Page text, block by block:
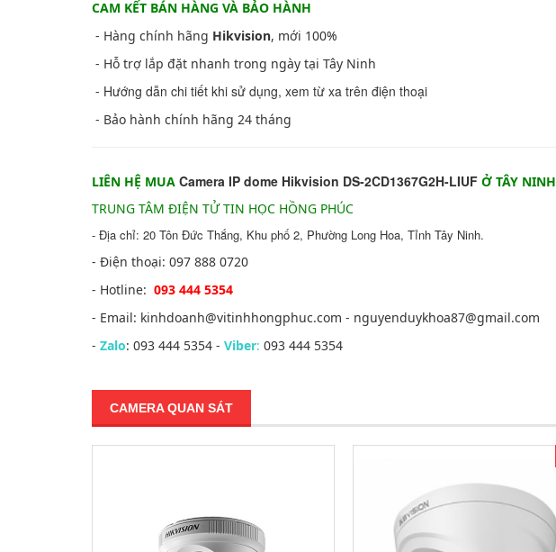
CAM KẾT BÁN HÀNG VÀ BẢO HÀNH
- Hàng chính hãng Hikvision, mới 100%
- Hỗ trợ lắp đặt nhanh trong ngày tại Tây Ninh
- Hướng dẫn chi tiết khi sử dụng, xem từ xa trên điện thoại
- Bảo hành chính hãng 24 tháng
LIÊN HỆ MUA Camera IP dome Hikvision DS-2CD1367G2H-LIUF Ở TÂY NINH
TRUNG TÂM ĐIỆN TỬ TIN HỌC HỒNG PHÚC
- Địa chỉ: 20 Tôn Đức Thắng, Khu phố 2, Phường Long Hoa, Tỉnh Tây Ninh.
- Điện thoại: 097 888 0720
- Hotline: 093 444 5354
- Email: kinhdoanh@vitinhhongphuc.com - nguyenduykhoa87@gmail.com
- Zalo: 093 444 5354 - Viber: 093 444 5354
CAMERA QUAN SÁT